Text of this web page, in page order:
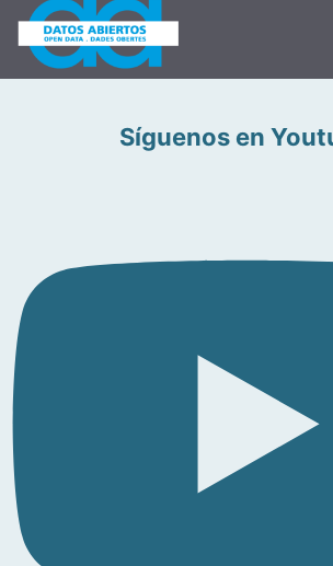
Síguenos en